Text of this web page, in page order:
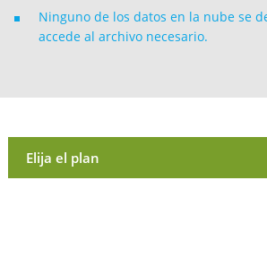
Ninguno de los datos en la nube se
accede al archivo necesario.
Elija el plan